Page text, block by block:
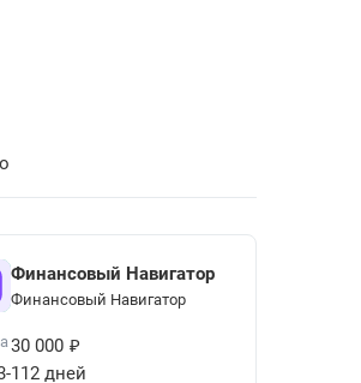
Финансовый Навигатор
Финансовый Навигатор
30 000 ₽
112 дней